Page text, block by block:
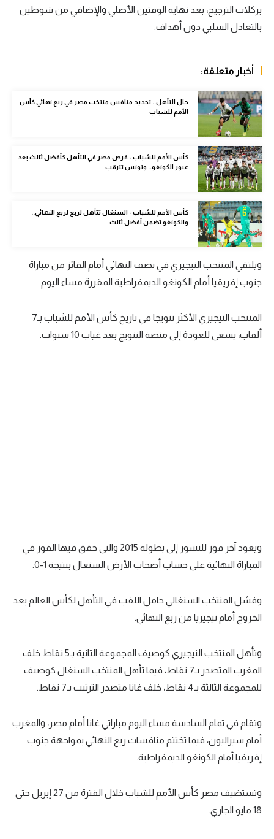
أمم إفريقيا
كرة السلة الأمريكية
كرة طائرة
الوطن العربي
في المونديال
رياضة نسائية
آسيا
أمريكا
Gamers
ميركاتو
بركلات الترجيح، بعد نهاية الوقتين الأصلي والإضافي من شوطين
بالتعادل السلبي دون أهداف.
أخبار متعلقة:
حال التأهل.. تحديد منافس منتخب مصر في ربع نهائي كأس
الأمم للشباب
كأس الأمم للشباب - فرص مصر في التأهل كأفضل ثالث بعد
عبور الكونغو.. وتونس تترقب
كأس الأمم للشباب - السنغال تتأهل لربع لربع النهائي..
والكونغو تضمن أفضل ثالث
ويلتقي المنتخب النيجيري في نصف النهائي أمام الفائز من مباراة
جنوب إفريقيا أمام الكونغو الديمقراطية المقررة مساء اليوم.
المنتخب النيجيري الأكثر تتويجا في تاريخ كأس الأمم للشباب بـ7
ألقاب، يسعى للعودة إلى منصة التتويج بعد غياب 10 سنوات.
ويعود آخر فوز للنسور إلى بطولة 2015 والتي حقق فيها الفوز في
المباراة النهائية على حساب أصحاب الأرض السنغال بنتيجة 1-0.
وفشل المنتخب السنغالي حامل اللقب في التأهل لكأس العالم بعد
الخروج أمام نيجيريا من ربع النهائي.
وتأهل المنتخب النيجيري كوصيف المجموعة الثانية بـ5 نقاط خلف
المغرب المتصدر بـ7 نقاط، فيما تأهل المنتخب السنغال كوصيف
للمجموعة الثالثة بـ4 نقاط، خلف غانا متصدر الترتيب بـ7 نقاط.
وتقام في تمام السادسة مساء اليوم مباراتي غانا أمام مصر، والمغرب
أمام سيراليون، فيما تختتم منافسات ربع النهائي بمواجهة جنوب
إفريقيا أمام الكونغو الديمقراطية.
وتستضيف مصر كأس الأمم للشباب خلال الفترة من 27 إبريل حتى
18 مايو الجاري.